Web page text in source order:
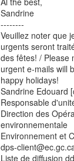
Sandrine
--------
Veuillez noter que
urgents seront
des fêtes! / Please
urgent e-mails will
happy holidays!
Sandrine Edouard
Responsable
Direction des
environnementale
Environnement et
dps-